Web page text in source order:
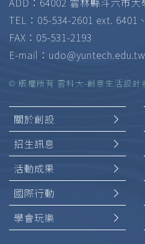
TEL：05-534-2601 ext. 6401
FAX：05-531-2193
E-mail： udo@yuntech.edu.tw
© 版權所有 雲科大-創意生活設計
關於創設
招生訊息
活動成果
國際行動
學會玩樂